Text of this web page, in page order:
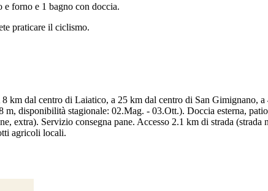
forno e 1 bagno con doccia.
praticare il ciclismo.
km dal centro di Laiatico, a 25 km dal centro di San Gimignano,
disponibilità stagionale: 02.Mag. - 03.Ott.). Doccia esterna,
Servizio consegna pane. Accesso 2.1 km di strada (strada
agricoli locali.